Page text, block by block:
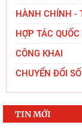
HÀNH CHÍNH -
HỢP TÁC QUỐC
CÔNG KHAI
CHUYỂN ĐỔI SỐ
TIN MỚI
Viện Hàn
Đoàn công